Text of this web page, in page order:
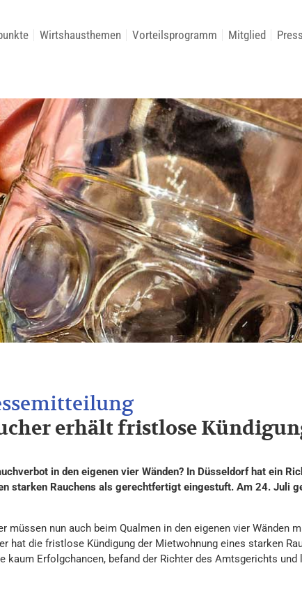
Wirtshausthemen Vorteilsprogramm Mitglied
erhält fristlose
in den eigenen vier Wänden? In Düsseldorf hat ein
starken Rauchens als gerechtfertigt eingestuft. Am 24. Juli
müssen nun auch beim Qualmen in den eigenen vier Wänden
hat die fristlose Kündigung der Mietwohnung eines starken
kaum Erfolgchancen, befand der Richter des Amtsgerichts